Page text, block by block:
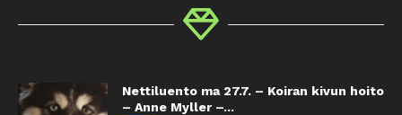
Nettiluento ma 27.7. – Koiran kivun hoito
– Anne Myller –...